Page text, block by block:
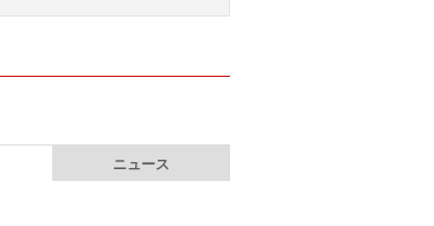
ニュース